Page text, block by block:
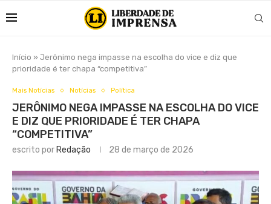
Início » Jerônimo nega impasse na escolha do vice e diz que
prioridade é ter chapa “competitiva”
Mais Notícias Notícias Política
JERÔNIMO NEGA IMPASSE NA ESCOLHA DO VICE
E DIZ QUE PRIORIDADE É TER CHAPA
“COMPETITIVA”
escrito por Redação 28 de março de 2026